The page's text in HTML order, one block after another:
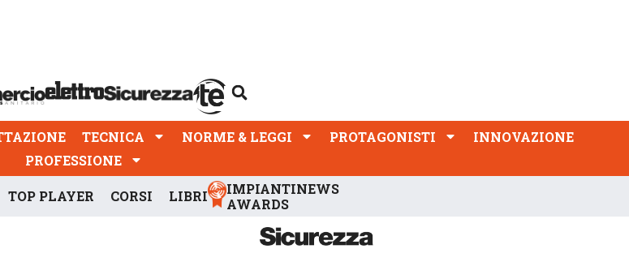
TECNICA NORME & LEGGI PROTAGONISTI
INNOVAZIONE
PROFESSIONE
TOP PLAYER CORSI LIBRI
IMPIANTINEWS
AWARDS